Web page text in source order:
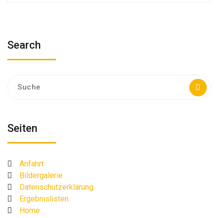
Search
nach:
Seiten
Anfahrt
Bildergalerie
Datenschutzerklärung
Ergebnislisten
Home